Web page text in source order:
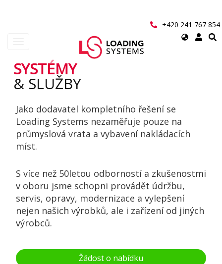
+420 241 767 854
Select
User
menu
SYSTÉMY
& SLUŽBY
Jako dodavatel kompletního řešení se
Loading Systems nezaměřuje pouze na
průmyslová vrata a vybavení nakládacích
míst.
S více než 50letou odborností a zkušenostmi
v oboru jsme schopni provádět údržbu,
servis, opravy, modernizace a vylepšení
nejen našich výrobků, ale i zařízení od jiných
výrobců.
Žádost o nabídku